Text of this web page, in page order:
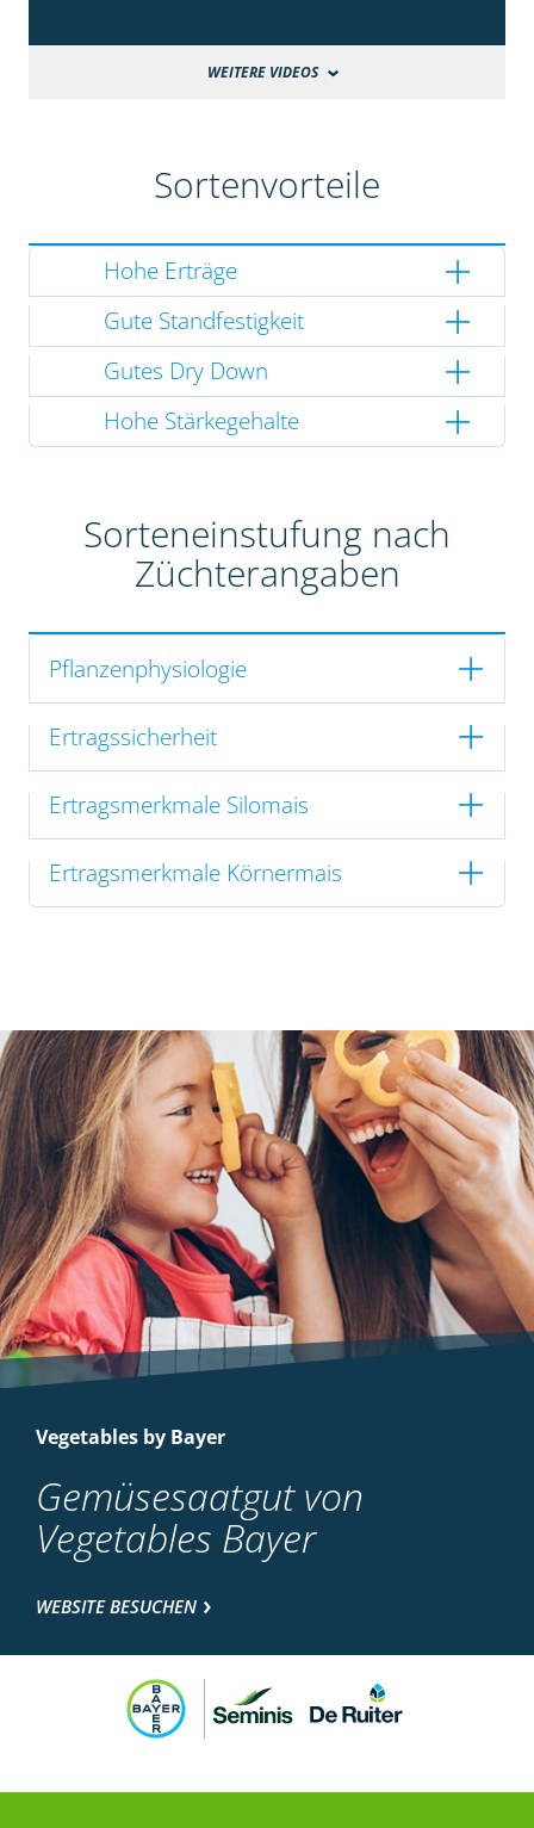
WEITERE VIDEOS
Sortenvorteile
Hohe Erträge
Gute Standfestigkeit
Gutes Dry Down
Hohe Stärkegehalte
Sorteneinstufung nach
Züchterangaben
Pflanzenphysiologie
Ertragssicherheit
Ertragsmerkmale Silomais
Ertragsmerkmale Körnermais
Vegetables by Bayer
Gemüsesaatgut von
Vegetables Bayer
WEBSITE BESUCHEN